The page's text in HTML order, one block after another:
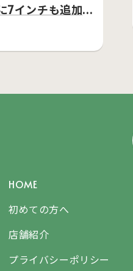
7インチも追加
HOME
初めての方へ
店舗紹介
プライバシーポリシー